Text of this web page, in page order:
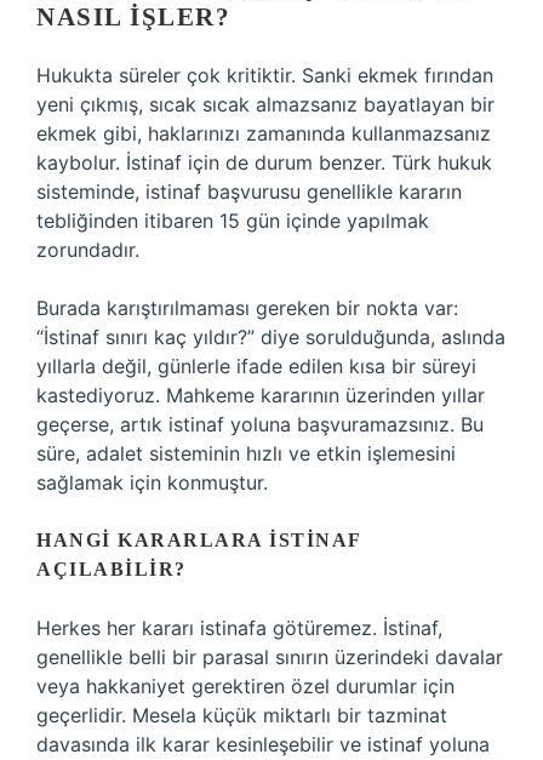
NASIL İŞLER?
Hukukta süreler çok kritiktir. Sanki ekmek fırından
yeni çıkmış, sıcak sıcak almazsanız bayatlayan bir
ekmek gibi, haklarınızı zamanında kullanmazsanız
kaybolur. İstinaf için de durum benzer. Türk hukuk
sisteminde, istinaf başvurusu genellikle kararın
tebliğinden itibaren 15 gün içinde yapılmak
zorundadır.
Burada karıştırılmaması gereken bir nokta var:
“İstinaf sınırı kaç yıldır?” diye sorulduğunda, aslında
yıllarla değil, günlerle ifade edilen kısa bir süreyi
kastediyoruz. Mahkeme kararının üzerinden yıllar
geçerse, artık istinaf yoluna başvuramazsınız. Bu
süre, adalet sisteminin hızlı ve etkin işlemesini
sağlamak için konmuştur.
HANGI KARARLARA İSTINAF
AÇILABILIR?
Herkes her kararı istinafa götüremez. İstinaf,
genellikle belli bir parasal sınırın üzerindeki davalar
veya hakkaniyet gerektiren özel durumlar için
geçerlidir. Mesela küçük miktarlı bir tazminat
davasında ilk karar kesinleşebilir ve istinaf yoluna